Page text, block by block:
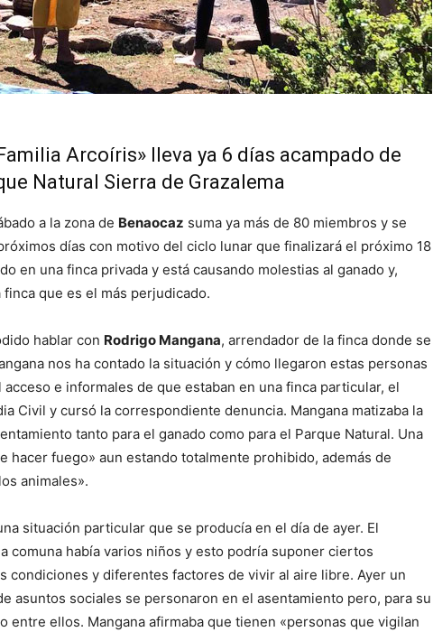
Arcoíris» lleva ya 6 días acampado de
Natural Sierra de Grazalema
a la zona de Benaocaz suma ya más de 80 miembros y se
días con motivo del ciclo lunar que finalizará el próximo 18
en una finca privada y está causando molestias al ganado y,
que es el más perjudicado.
hablar con Rodrigo Mangana, arrendador de la finca donde se
nos ha contado la situación y cómo llegaron estas personas
e informales de que estaban en una finca particular, el
Civil y cursó la correspondiente denuncia. Mangana matizaba la
tanto para el ganado como para el Parque Natural. Una
hacer fuego» aun estando totalmente prohibido, además de
animales».
situación particular que se producía en el día de ayer. El
comuna había varios niños y esto podría suponer ciertos
condiciones y diferentes factores de vivir al aire libre. Ayer un
asuntos sociales se personaron en el asentamiento pero, para su
entre ellos. Mangana afirmaba que tienen «personas que vigilan